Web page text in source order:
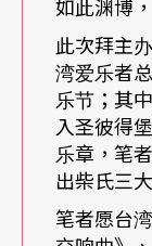
na）与谭盾
年英皇太后
夫剧院的威
十多年耐力
只是芭蕾的
1）立碑，真
如此渊博
此次拜主
湾爱乐者
乐节；其
入圣彼得
乐章，笔
出柴氏三
笔者愿台